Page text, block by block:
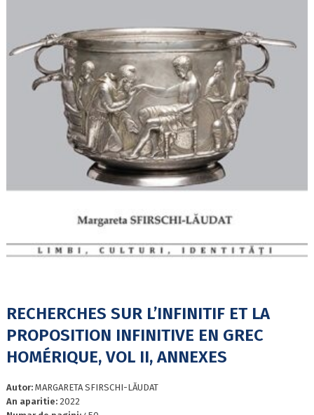
RECHERCHES SUR L’INFINITIF ET LA
PROPOSITION INFINITIVE EN GREC
HOMÉRIQUE, VOL II, ANNEXES
Autor: MARGARETA SFIRSCHI-LĂUDAT
An aparitie: 2022